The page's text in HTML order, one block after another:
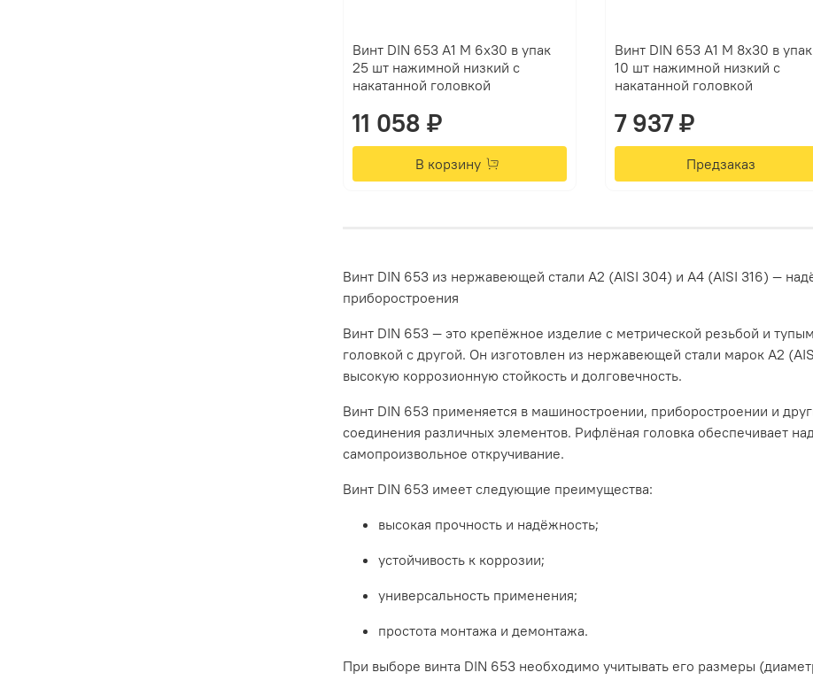
Винт DIN 653 А1 M 6х30 в упак
25 шт нажимной низкий с
накатанной головкой
11 058 ₽
В корзину
Винт DIN 653 А1 M 8х30 в упак
10 шт нажимной низкий с
накатанной головкой
7 937 ₽
Предзаказ
Винт DIN 653 из нержавеющей стали А2 (AISI 304) и А4 (AISI 316) —
приборостроения
Винт DIN 653 — это крепёжное изделие с метрической резьбой и тупым
головкой с другой. Он изготовлен из нержавеющей стали марок А2
высокую коррозионную стойкость и долговечность.
Винт DIN 653 применяется в машиностроении, приборостроении и
соединения различных элементов. Рифлёная головка обеспечивает
самопроизвольное откручивание.
Винт DIN 653 имеет следующие преимущества:
высокая прочность и надёжность;
устойчивость к коррозии;
универсальность применения;
простота монтажа и демонтажа.
При выборе винта DIN 653 необходимо учитывать его размеры